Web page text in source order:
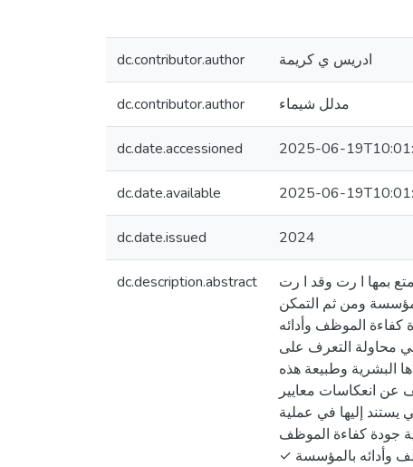
dc.contributor.author ادريس ي كريمة
dc.contributor.author مدلل شيماء
dc.date.accessioned 2025-06-
dc.date.available 2025-06-
dc.date.issued 2024
dc.description.abstract
بمها ا رت وقد ا رت
ومن ثم التمكن
الموظف وأدائه
محاولة التعرف على
البشرية وطبيعة هذه
عن انعكاسات معايير
يستند إليها في عملية
جودة كفاءة الموظف
وأدائه بالمؤسسة ✓